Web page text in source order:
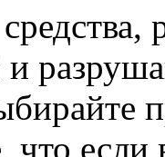
и
что если